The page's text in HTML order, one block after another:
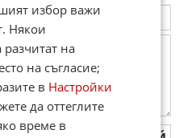
избор важи
Някои
на
на съгласие;
в Настройки
да оттеглите
време в